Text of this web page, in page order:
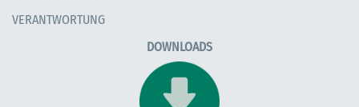
VERANTWORTUNG
DOWNLOADS